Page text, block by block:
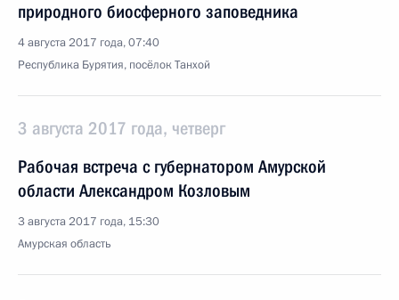
природного биосферного заповедника
4 августа 2017 года, 07:40
Республика Бурятия, посёлок Танхой
3 августа 2017 года, четверг
Рабочая встреча с губернатором Амурской
области Александром Козловым
3 августа 2017 года, 15:30
Амурская область